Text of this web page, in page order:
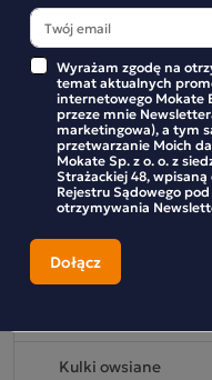
Dobra kaloria batony
Mini batony
Batony daktylowo-
Batony proteinowe
Batony z nerkowców
Dobra kaloria kulki
Kulki owsiane
Wyrażam zgodę na
temat aktualnych
internetowego Mokate
przeze mnie
marketingowa), a tym
przetwarzanie Moich
Mokate Sp. z o. o. z
Strażackiej 48,
Rejestru Sądowego
otrzymywania